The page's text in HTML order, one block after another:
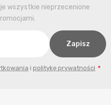
wszystkie nieprzecenione
i politykę prywatności